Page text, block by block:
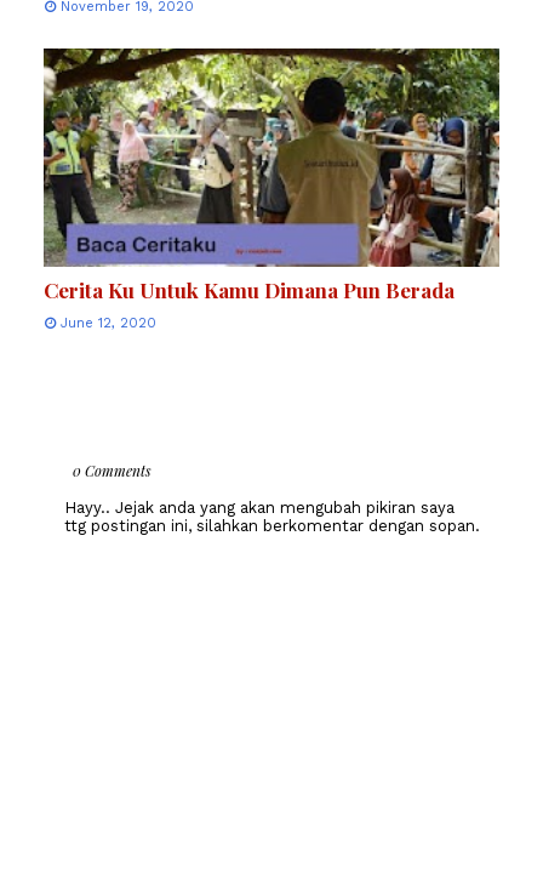
November 19, 2020
Cerita Ku Untuk Kamu Dimana Pun Berada
June 12, 2020
0 Comments
Hayy.. Jejak anda yang akan mengubah pikiran saya
ttg postingan ini, silahkan berkomentar dengan sopan.